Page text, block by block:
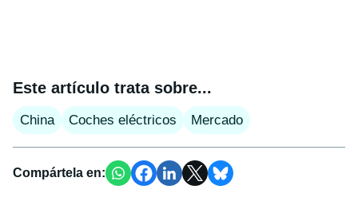
Este artículo trata sobre...
China Coches eléctricos Mercado
Compártela en: